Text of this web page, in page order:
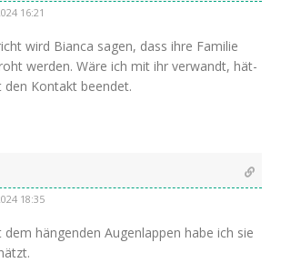
16:21
wird Bian­ca sagen, dass ihre Fami­lie
wer­den. Wäre ich mit ihr ver­wandt, hät­
den Kon­takt beendet.
18:35
dem hän­gen­den Augen­lap­pen habe ich sie